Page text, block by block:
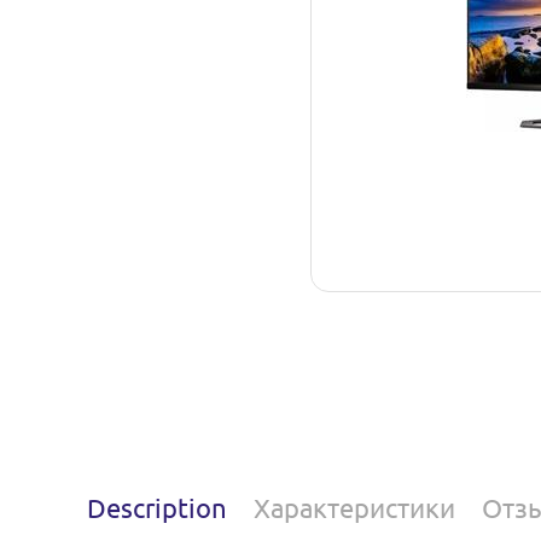
Description Характеристики